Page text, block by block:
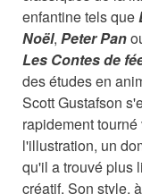
enfantine tels que
Noël, Peter Pan
Les Contes de
des études en
Scott Gustafson
rapidement tourné
l'illustration, un
qu'il a trouvé plus
créatif. Son style,